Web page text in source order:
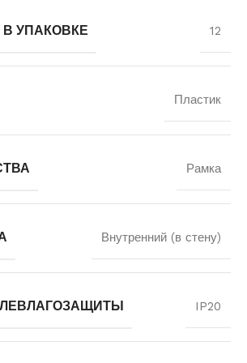
УПАКОВКЕ 12
Пластик
Рамка
Внутренний (в стену)
IP20